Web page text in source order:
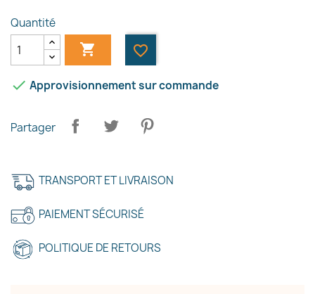
Quantité
 favorite_border
 Approvisionnement sur commande
Partager
TRANSPORT ET LIVRAISON
PAIEMENT SÉCURISÉ
POLITIQUE DE RETOURS
Créer une liste d'envies
Nom de la liste d'envies
Créer une liste d'envies